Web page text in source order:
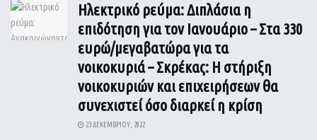
Ηλεκτρικό ρεύμα: Διπλάσια η
επιδότηση για τον Ιανουάριο – Στα 330
ευρώ/μεγαβατώρα για τα
νοικοκυριά – Σκρέκας: Η στήριξη
νοικοκυριών και επιχειρήσεων θα
συνεχιστεί όσο διαρκεί η κρίση
23 ΔΕΚΕΜΒΡΊΟΥ, 2022